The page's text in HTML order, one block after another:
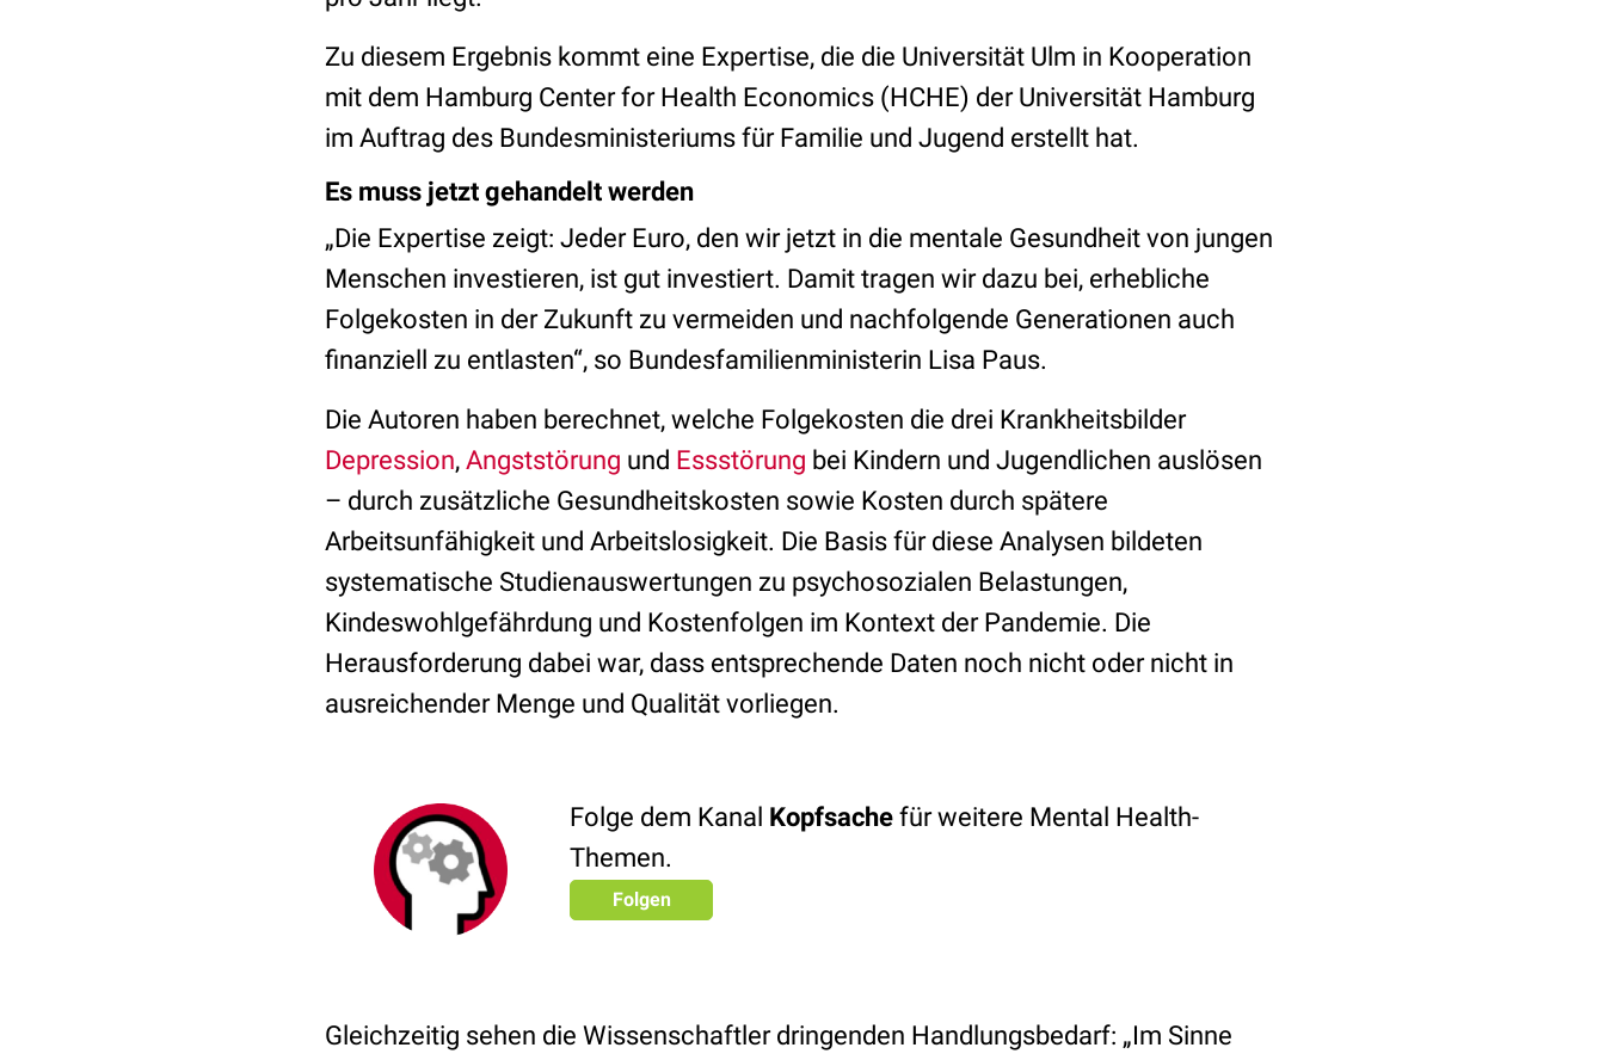
Zu diesem Ergebnis kommt eine Expertise, die die Universität Ulm in Kooperation
mit dem Hamburg Center for Health Economics (HCHE) der Universität Hamburg
im Auftrag des Bundesministeriums für Familie und Jugend erstellt hat.
Es muss jetzt gehandelt werden
„Die Expertise zeigt: Jeder Euro, den wir jetzt in die mentale Gesundheit von jungen
Menschen investieren, ist gut investiert. Damit tragen wir dazu bei, erhebliche
Folgekosten in der Zukunft zu vermeiden und nachfolgende Generationen auch
finanziell zu entlasten“, so Bundesfamilienministerin Lisa Paus.
Die Autoren haben berechnet, welche Folgekosten die drei Krankheitsbilder
Depression, Angststörung und Essstörung bei Kindern und Jugendlichen auslösen
– durch zusätzliche Gesundheitskosten sowie Kosten durch spätere
Arbeitsunfähigkeit und Arbeitslosigkeit. Die Basis für diese Analysen bildeten
systematische Studienauswertungen zu psychosozialen Belastungen,
Kindeswohlgefährdung und Kostenfolgen im Kontext der Pandemie. Die
Herausforderung dabei war, dass entsprechende Daten noch nicht oder nicht in
ausreichender Menge und Qualität vorliegen.
Folge dem Kanal Kopfsache für weitere Mental Health-
Themen.
Folgen
Gleichzeitig sehen die Wissenschaftler dringenden Handlungsbedarf: „Im Sinne